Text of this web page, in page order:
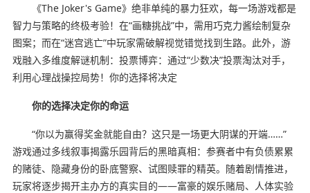
《The Joker's Game》绝非单纯的暴力狂欢，每一场游戏都是
智力与策略的终极考验！在“画糖挑战”中，需用巧克力酱绘制复杂
图案；而在“迷宫逃亡”中玩家需破解视觉错觉找到生路。此外，游
戏融入多维度解谜机制：投票博弈：通过“少数决”投票淘汰对手，
利用心理战操控局势！你的选择将决定
你的选择决定你的命运
“你以为赢得奖金就能自由？这只是一场更大阴谋的开端……”
游戏通过多线叙事揭露乐园背后的黑暗真相：参赛者中有负债累累
的赌徒、隐藏身份的卧底警察、试图赎罪的精英。随着剧情推进，
玩家将逐步揭开主办方的真实目的——富豪的娱乐赌局、人体实验